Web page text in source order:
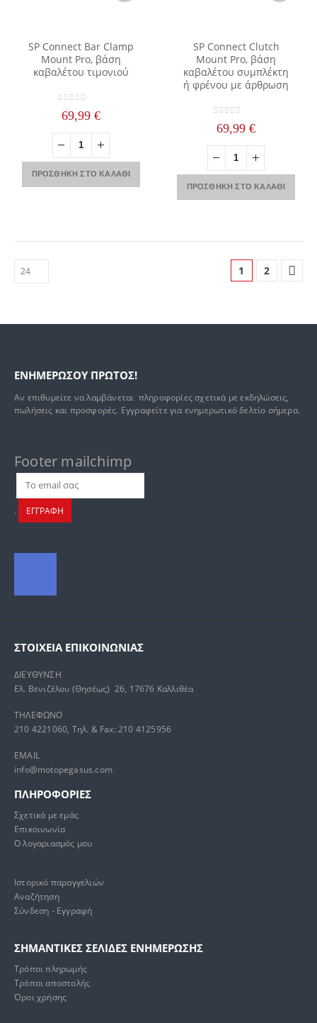
SP Connect Bar Clamp
Mount Pro, βάση
καβαλέτου τιμονιού
69,99€
ΠΡΟΣΘΉΚΗ ΣΤΟ ΚΑΛΆΘΙ
SP Connect Clutch
Mount Pro, βάση
καβαλέτου συμπλέκτη
ή φρένου με άρθρωση
69,99€
ΠΡΟΣΘΉΚΗ ΣΤΟ ΚΑΛΆΘΙ
1 2
ΕΝΗΜΕΡΩΣΟΥ ΠΡΩΤΟΣ!
Αν επιθυμείτε να λαμβάνεται πληροφορίες σχετικά με εκδηλώσεις,
πωλήσεις και προσφορές. Εγγραφείτε για ενημερωτικό δελτίο σήμερα.
Footer mailchimp
. ΕΓΓΡΑΦΗ
ΣΤΟΙΧΕΊΑ ΕΠΙΚΟΙΝΩΝΊΑΣ
ΔΙΕΥΘΥΝΣΗ
Ελ. Βενιζέλου (Θησέως) 26, 17676 Καλλιθέα
ΤΗΛΕΦΩΝΟ
210 4221060, Τηλ. & Fax: 210 4125956
EMAIL
info@motopegasus.com
ΠΛΗΡΟΦΟΡΙΕΣ
Σχετικά με εμάς
Επικοινωνία
Ο λογαριασμός μου
Ιστορικό παραγγελιών
Αναζήτηση
Σύνδεση - Εγγραφή
ΣΗΜΑΝΤΙΚΕΣ ΣΕΛΙΔΕΣ ΕΝΗΜΕΡΩΣΗΣ
Τρόποι πληρωμής
Τρόποι αποστολής
Όροι χρήσης